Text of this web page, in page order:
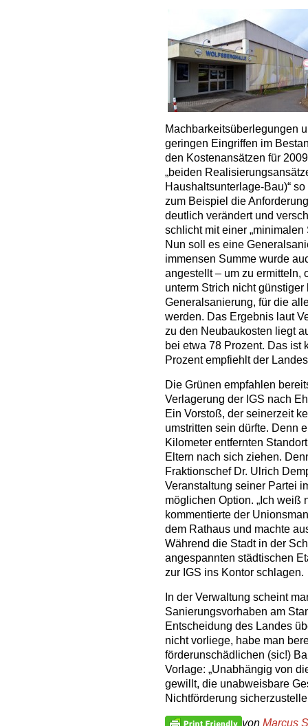
Machbarkeitsüberlegungen
geringen Eingriffen im
den Kostenansätzen für
„beiden
Haushaltsunterlage-Bau)“
zum Beispiel die
deutlich verändert und
schlicht mit einer
Nun soll es eine
immensen Summe wurde
angestellt – um zu ermitteln,
unterm Strich nicht
Generalsanierung, für die
werden. Das Ergebnis laut
zu den Neubaukosten liegt
bei etwa 78 Prozent. Das ist
Prozent empfiehlt der
Die Grünen empfahlen
Verlagerung der IGS nach
Ein Vorstoß, der seinerzeit
umstritten sein dürfte. Denn
Kilometer entfernten
Eltern nach sich ziehen.
Fraktionschef Dr. Ulrich
Veranstaltung seiner Partei
möglichen Option. „Ich weiß
kommentierte der
dem Rathaus und machte
Während die Stadt in der
angespannten städtischen
zur IGS ins Kontor schlagen.
In der Verwaltung scheint
Sanierungsvorhaben am
Entscheidung des Landes
nicht vorliege, habe man
förderunschädlichen (sic!)
Vorlage: „Unabhängig von
gewillt, die unabweisbare
Nichtförderung
von Marcus